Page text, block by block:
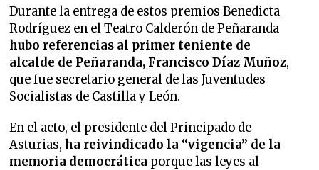
Durante la entrega de estos premios Benedicta
Rodríguez en el Teatro Calderón de Peñaranda
hubo referencias al primer teniente de
alcalde de Peñaranda, Francisco Díaz Muñoz,
que fue secretario general de las Juventudes
Socialistas de Castilla y León.
En el acto, el presidente del Principado de
Asturias,ha reivindicado la “vigencia” de la
memoria democrática porque las leyes al